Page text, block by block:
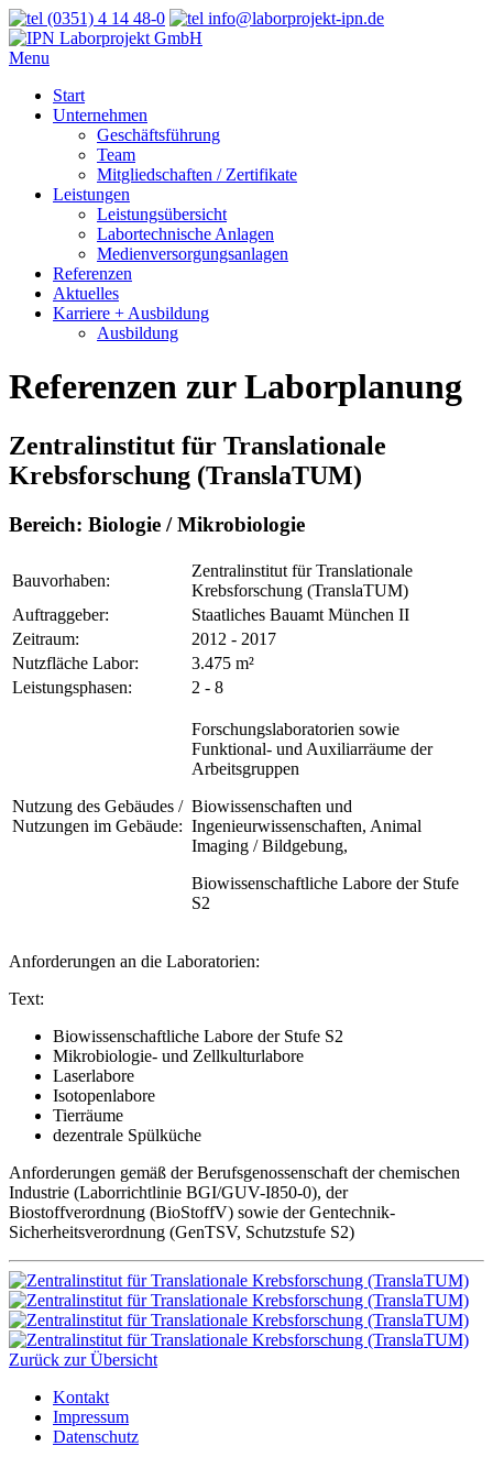
(0351) 4 14 48-0 info@laborprojekt-ipn.de
Menu
Start
Unternehmen
Geschäftsführung
Team
Mitgliedschaften / Zertifikate
Leistungen
Leistungsübersicht
Labortechnische Anlagen
Medienversorgungsanlagen
Referenzen
Aktuelles
Karriere + Ausbildung
Ausbildung
Referenzen zur Laborplanung
Zentralinstitut für Translationale
Krebsforschung (TranslaTUM)
Bereich: Biologie / Mikrobiologie
Bauvorhaben:
Zentralinstitut für Translationale
Krebsforschung (TranslaTUM)
Auftraggeber:
Staatliches Bauamt München II
Zeitraum:
2012 - 2017
Nutzfläche Labor:
3.475 m²
Leistungsphasen:
2 - 8
Nutzung des Gebäudes /
Nutzungen im Gebäude:
Forschungslaboratorien sowie
Funktional- und Auxiliarräume der
Arbeitsgruppen
Biowissenschaften und
Ingenieurwissenschaften, Animal
Imaging / Bildgebung,
Biowissenschaftliche Labore der Stufe
S2
Anforderungen an die Laboratorien:
Text:
Biowissenschaftliche Labore der Stufe S2
Mikrobiologie- und Zellkulturlabore
Laserlabore
Isotopenlabore
Tierräume
dezentrale Spülküche
Anforderungen gemäß der Berufsgenossenschaft der chemischen
Industrie (Laborrichtlinie BGI/GUV-I850-0), der
Biostoffverordnung (BioStoffV) sowie der Gentechnik-
Sicherheitsverordnung (GenTSV, Schutzstufe S2)
Zurück zur Übersicht
Kontakt
Impressum
Datenschutz